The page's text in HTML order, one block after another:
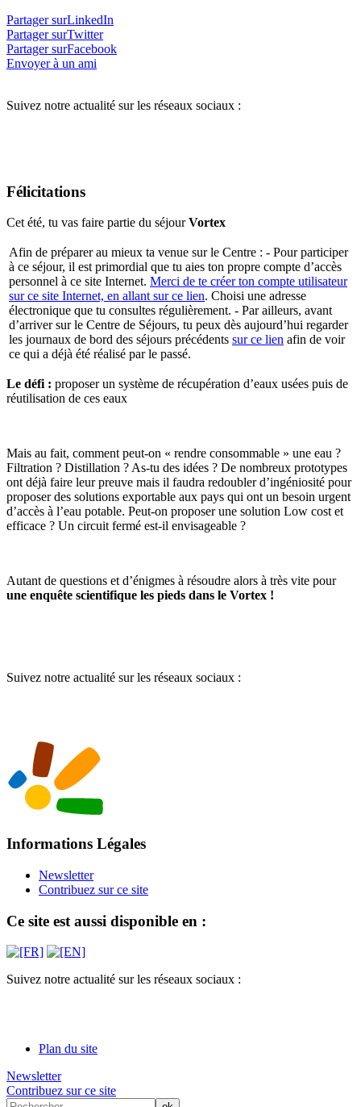
Partager surLinkedIn
Partager surTwitter
Partager surFacebook
Envoyer à un ami
Suivez notre actualité sur les réseaux sociaux :
Félicitations
Cet été, tu vas faire partie du séjourVortex
Afin de préparer au mieux ta venue sur le Centre : - Pour participer
à ce séjour, il est primordial que tu aies ton propre compte d’accès
personnel à ce site Internet. Merci de te créer ton compte utilisateur
sur ce site Internet, en allant sur ce lien. Choisi une adresse
électronique que tu consultes régulièrement. - Par ailleurs, avant
d’arriver sur le Centre de Séjours, tu peux dès aujourd’hui regarder
les journaux de bord des séjours précédents sur ce lien afin de voir
ce qui a déjà été réalisé par le passé.
Le défi : proposer un système de récupération d’eaux usées puis de
réutilisation de ces eaux
Mais au fait, comment peut-on « rendre consommable » une eau ?
Filtration ? Distillation ? As-tu des idées ? De nombreux prototypes
ont déjà faire leur preuve mais il faudra redoubler d’ingéniosité pour
proposer des solutions exportable aux pays qui ont un besoin urgent
d’accès à l’eau potable. Peut-on proposer une solution Low cost et
efficace ? Un circuit fermé est-il envisageable ?
Autant de questions et d’énigmes à résoudre alors à très vite pour
une enquête scientifique les pieds dans le Vortex !
Suivez notre actualité sur les réseaux sociaux :
Informations Légales
Newsletter
Contribuez sur ce site
Ce site est aussi disponible en :
Suivez notre actualité sur les réseaux sociaux :
Plan du site
Newsletter
Contribuez sur ce site